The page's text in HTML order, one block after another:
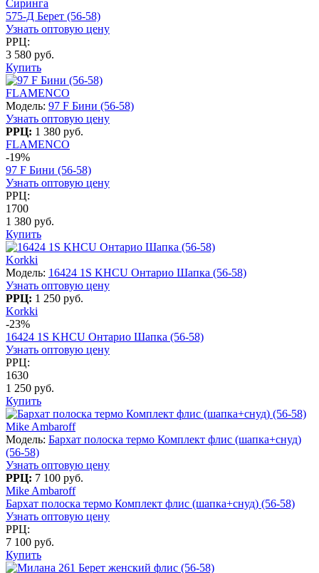
Сиринга
575-Д Берет (56-58)
Узнать оптовую цену
РРЦ:
3 580 руб.
Купить
FLAMENCO
Модель: 97 F Бини (56-58)
Узнать оптовую цену
РРЦ: 1 380 руб.
FLAMENCO
-19%
97 F Бини (56-58)
Узнать оптовую цену
РРЦ:
1700
1 380 руб.
Купить
Korkki
Модель: 16424 1S KHCU Онтарио Шапка (56-58)
Узнать оптовую цену
РРЦ: 1 250 руб.
Korkki
-23%
16424 1S KHCU Онтарио Шапка (56-58)
Узнать оптовую цену
РРЦ:
1630
1 250 руб.
Купить
Mike Ambaroff
Модель: Бархат полоска термо Комплект флис (шапка+снуд)
(56-58)
Узнать оптовую цену
РРЦ: 7 100 руб.
Mike Ambaroff
Бархат полоска термо Комплект флис (шапка+снуд) (56-58)
Узнать оптовую цену
РРЦ:
7 100 руб.
Купить